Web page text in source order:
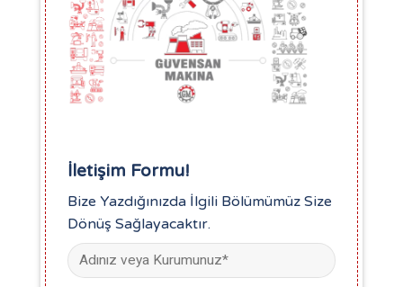
İletişim Formu!
Bize Yazdığınızda İlgili Bölümümüz Size
Dönüş Sağlayacaktır.